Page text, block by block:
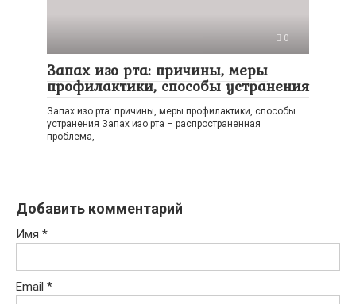
0
Запах изо рта: причины, меры
профилактики, способы устранения
Запах изо рта: причины, меры профилактики, способы
устранения Запах изо рта – распространенная
проблема,
Добавить комментарий
Имя *
Email *